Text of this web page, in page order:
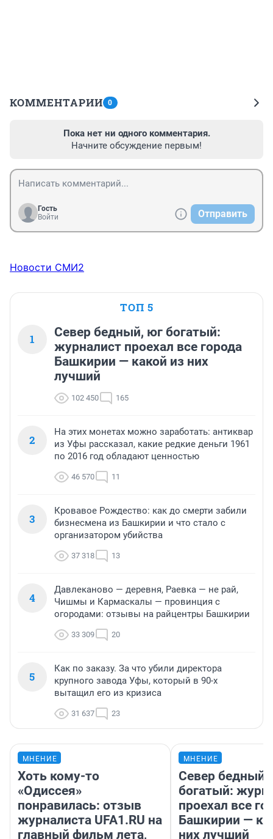
КОММЕНТАРИИ 0
Пока нет ни одного комментария.
Начните обсуждение первым!
Гость
Войти
Отправить
Новости СМИ2
ТОП 5
1
Север бедный, юг богатый:
журналист проехал все города
Башкирии — какой из них
лучший
102 450 165
2
На этих монетах можно заработать: антиквар
из Уфы рассказал, какие редкие деньги 1961
по 2016 год обладают ценностью
46 570 11
3
Кровавое Рождество: как до смерти забили
бизнесмена из Башкирии и что стало с
организатором убийства
37 318 13
4
Давлеканово — деревня, Раевка — не рай,
Чишмы и Кармаскалы — провинция с
огородами: отзывы на райцентры Башкирии
33 309 20
5
Как по заказу. За что убили директора
крупного завода Уфы, который в 90-х
вытащил его из кризиса
31 637 23
МНЕНИЕ
Хоть кому-то
«Одиссея»
понравилась: отзыв
журналиста UFA1.RU на
главный фильм лета,
МНЕНИЕ
Север бедный,
богатый:
проехал все
Башкирии —
них лучший